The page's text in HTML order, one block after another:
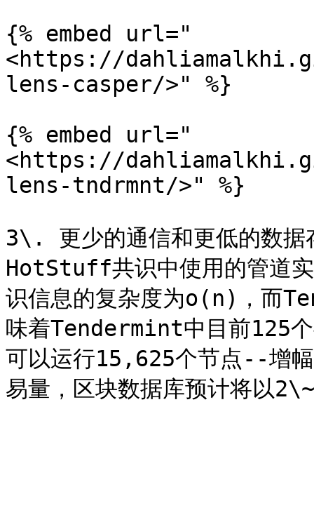
{% embed url="
<https://
lens-casper/>" %}
{% embed url="
<https://
lens-tndrmnt/>" %}
3\. 更少的通信和更低的数
HotStuff共识中使用的管道
识信息的复杂度为o(n)，而
味着Tendermint中目前125
可以运行15,625个节点--增